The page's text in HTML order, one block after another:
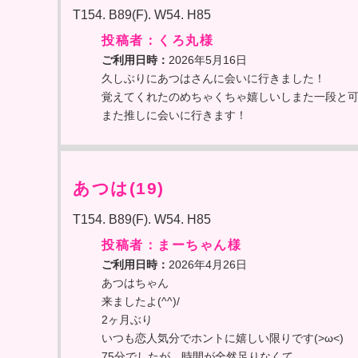
T154. B89(F). W54. H85
投稿者：くろ丸様
ご利用日時： 2026年5月16日
久しぶりにあつはさんに会いに行きました！
覚えてくれたのめちゃくちゃ嬉しいしまた一段と
また推しに会いに行きます！
あつは(19)
T154. B89(F). W54. H85
投稿者：まーちゃん様
ご利用日時： 2026年4月26日
あつはちゃん
来ましたよ(^^)/
2ヶ月ぶり
いつも恋人気分でホントに嬉しい限りです(>ω<)